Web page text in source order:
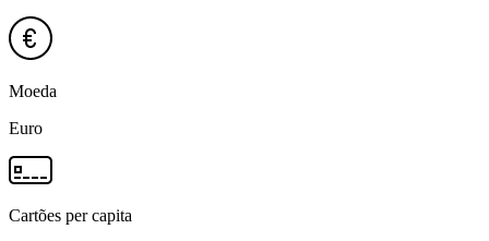
Moeda
Euro
Cartões per capita